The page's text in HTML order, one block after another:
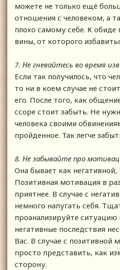
можете не только ещё
отношения с человеком, а
плохо самому себе. К обиде
вины, от которого
7. Не гневайтесь во время
Если так получилось, что
то ни в коем случае не
его. После того, как
ссоре стоит забыть. Не
человека своими
пройденное. Так легче
8. Не забывайте про
Она бывает как негативной,
Позитивная мотивация в
приятнее. В случае с
немного напугать себя.
проанализируйте
негативные последствия
Вас. В случае с позитивной
просто представить, как
сторону.